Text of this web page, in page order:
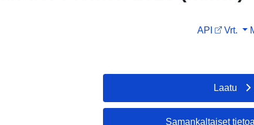
API Vrt.
Laatu
Samankaltaiset